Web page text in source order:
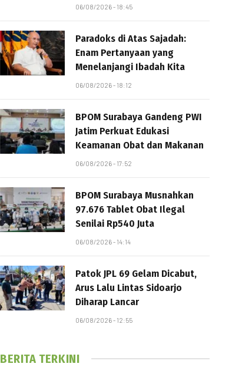
06/08/2026 - 18:45
Paradoks di Atas Sajadah:
Enam Pertanyaan yang
Menelanjangi Ibadah Kita
06/08/2026 - 18:12
BPOM Surabaya Gandeng PWI
Jatim Perkuat Edukasi
Keamanan Obat dan Makanan
06/08/2026 - 17:52
BPOM Surabaya Musnahkan
97.676 Tablet Obat Ilegal
Senilai Rp540 Juta
06/08/2026 - 14:14
Patok JPL 69 Gelam Dicabut,
Arus Lalu Lintas Sidoarjo
Diharap Lancar
06/08/2026 - 12:55
BERITA TERKINI